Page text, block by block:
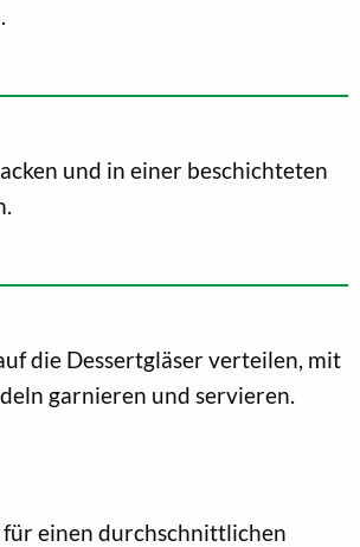
und in einer beschichteten
die Dessertgläser verteilen, mit
garnieren und servieren.
für einen durchschnittlichen